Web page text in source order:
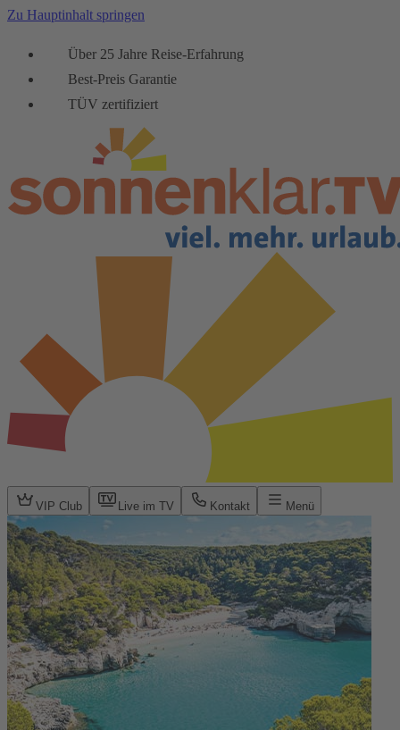
Zu Hauptinhalt springen
Über 25 Jahre Reise-Erfahrung
Best-Preis Garantie
TÜV zertifiziert
VIP Club Live im TV Kontakt Menü